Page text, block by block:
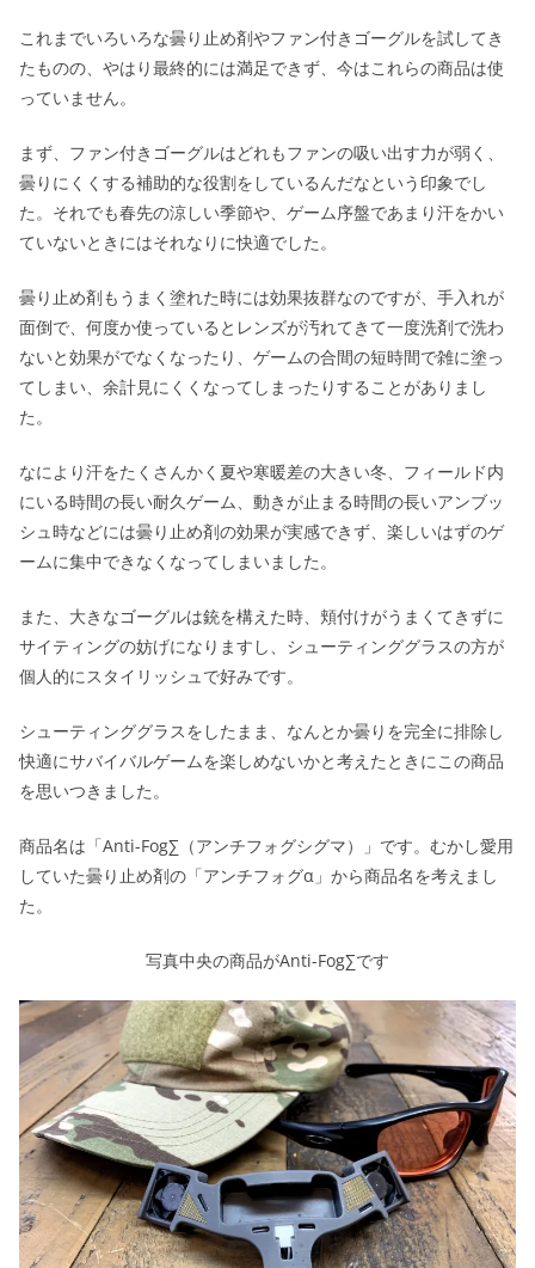
これまでいろいろな曇り止め剤やファン付きゴーグルを試してき
たものの、やはり最終的には満足できず、今はこれらの商品は使
っていません。
まず、ファン付きゴーグルはどれもファンの吸い出す力が弱く、
曇りにくくする補助的な役割をしているんだなという印象でし
た。それでも春先の涼しい季節や、ゲーム序盤であまり汗をかい
ていないときにはそれなりに快適でした。
曇り止め剤もうまく塗れた時には効果抜群なのですが、手入れが
面倒で、何度か使っているとレンズが汚れてきて一度洗剤で洗わ
ないと効果がでなくなったり、ゲームの合間の短時間で雑に塗っ
てしまい、余計見にくくなってしまったりすることがありまし
た。
なにより汗をたくさんかく夏や寒暖差の大きい冬、フィールド内
にいる時間の長い耐久ゲーム、動きが止まる時間の長いアンブッ
シュ時などには曇り止め剤の効果が実感できず、楽しいはずのゲ
ームに集中できなくなってしまいました。
また、大きなゴーグルは銃を構えた時、頬付けがうまくてきずに
サイティングの妨げになりますし、シューティンググラスの方が
個人的にスタイリッシュで好みです。
シューティンググラスをしたまま、なんとか曇りを完全に排除し
快適にサバイバルゲームを楽しめないかと考えたときにこの商品
を思いつきました。
商品名は「Anti-Fog∑（アンチフォグシグマ）」です。むかし愛用
していた曇り止め剤の「アンチフォグα」から商品名を考えまし
た。
写真中央の商品がAnti-Fog∑です